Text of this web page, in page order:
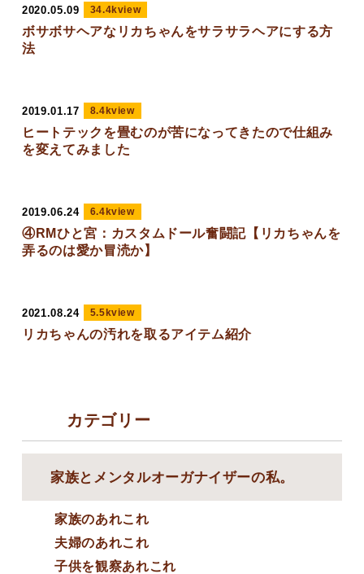
2020.05.09 34.4kview
ボサボサヘアなリカちゃんをサラサラヘアにする方
法
2019.01.17 8.4kview
ヒートテックを畳むのが苦になってきたので仕組み
を変えてみました
2019.06.24 6.4kview
④RMひと宮：カスタムドール奮闘記【リカちゃんを
弄るのは愛か冒涜か】
2021.08.24 5.5kview
リカちゃんの汚れを取るアイテム紹介
カテゴリー
家族とメンタルオーガナイザーの私。
家族のあれこれ
夫婦のあれこれ
子供を観察あれこれ